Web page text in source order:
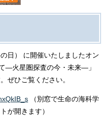
日） に開催いたしましたオン
―火星圏探査の今・未来―」
ぜひご覧ください。
（別窓で生命の海科学
が開きます）